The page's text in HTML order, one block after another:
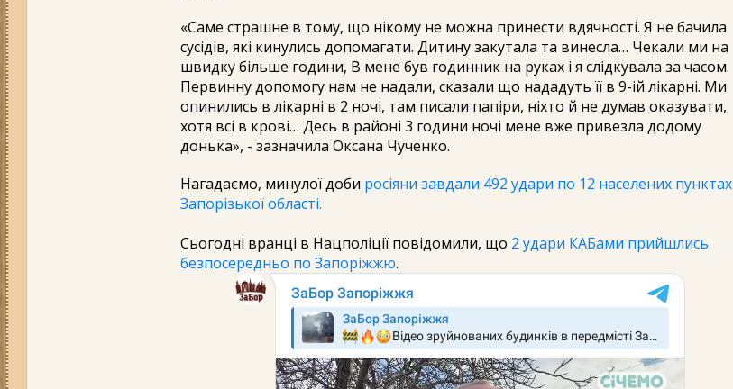
«Саме страшне в тому, що нікому не можна принести вдячності. Я не бачила
сусідів, які кинулись допомагати. Дитину закутала та винесла… Чекали ми на
швидку більше години, В мене був годинник на руках і я слідкувала за часом.
Первинну допомогу нам не надали, сказали що нададуть її в 9-ій лікарні. Ми
опинились в лікарні в 2 ночі, там писали папіри, ніхто й не думав оказувати,
хотя всі в крові… Десь в районі 3 години ночі мене вже привезла додому
донька», - зазначила Оксана Чученко.
Нагадаємо, минулої доби росіяни завдали 492 удари по 12 населених пунктах
Запорізької області.
Сьогодні вранці в Нацполіції повідомили, що 2 удари КАБами прийшлись
безпосередньо по Запоріжжю.